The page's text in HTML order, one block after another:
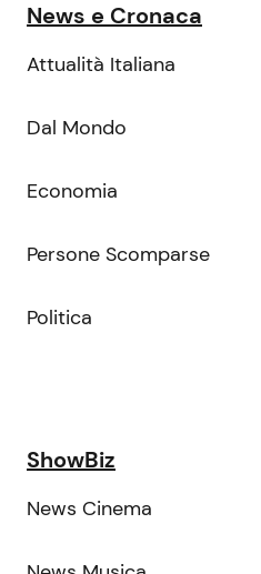
News e Cronaca
Attualità Italiana
Dal Mondo
Economia
Persone Scomparse
Politica
ShowBiz
News Cinema